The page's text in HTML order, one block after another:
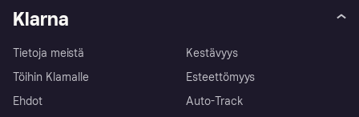
Klarna
Tietoja meistä
Töihin Klarnalle
Ehdot
Kestävyys
Esteettömyys
Auto-Track